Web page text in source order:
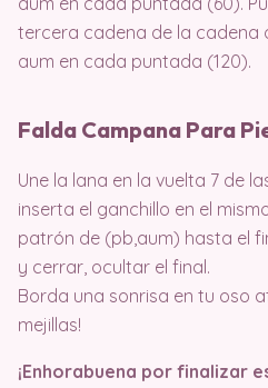
tercera cadena de la cadena
aum en cada puntada (120).
Falda Campana Para
Une la lana en la vuelta 7 de
inserta el ganchillo en el
patrón de (pb,aum) hasta el
y cerrar, ocultar el final.
Borda una sonrisa en tu oso
mejillas!
¡Enhorabuena por finalizar